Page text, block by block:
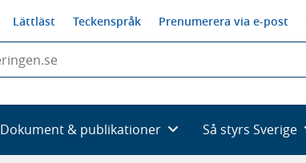
Lättläst Teckenspråk Prenumerera via e-post
Dokument & publikationer Så styrs Sverige